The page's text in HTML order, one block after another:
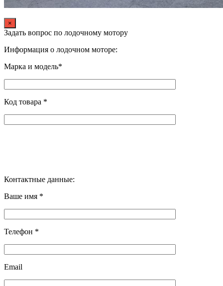
×
Задать вопрос по лодочному мотору
Информация о лодочном моторе:
Марка и модель*
Код товара *
Контактные данные:
Ваше имя *
Телефон *
Email